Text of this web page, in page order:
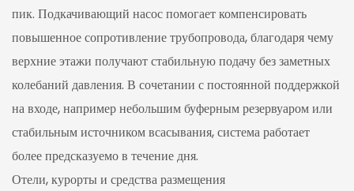
пик. Подкачивающий насос помогает компенсировать
повышенное сопротивление трубопровода, благодаря чему
верхние этажи получают стабильную подачу без заметных
колебаний давления. В сочетании с постоянной поддержкой
на входе, например небольшим буферным резервуаром или
стабильным источником всасывания, система работает
более предсказуемо в течение дня.
Отели, курорты и средства размещения